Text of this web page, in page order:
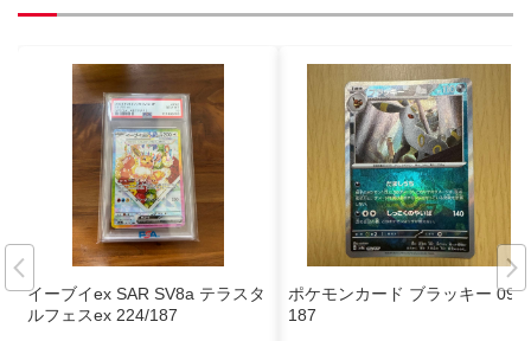
イーブイex SAR SV8a テラスタ
ルフェスex 224/187
ポケモンカード ブラッキー 092/
187